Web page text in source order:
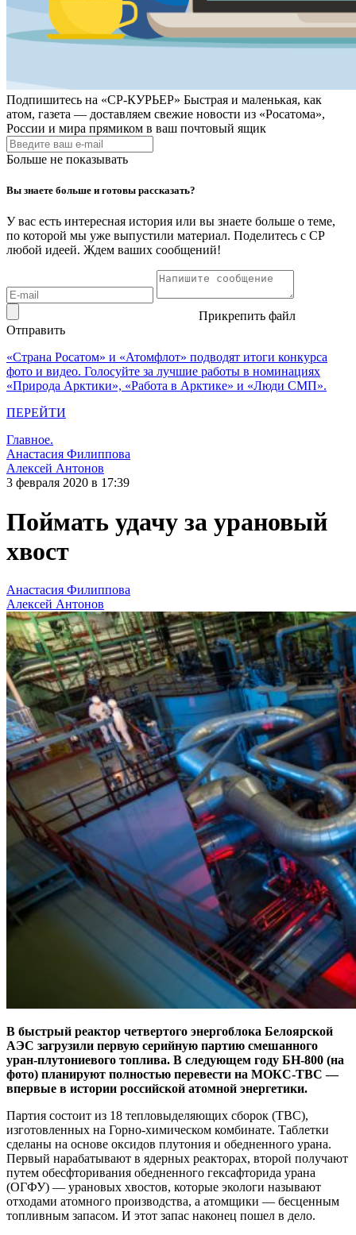
Подпишитесь на «СР-КУРЬЕР» Быстрая и маленькая, как
атом, газета — доставляем свежие новости из «Росатома»,
России и мира прямиком в ваш почтовый ящик
Больше не показывать
Вы знаете больше и готовы рассказать?
У вас есть интересная история или вы знаете больше о теме,
по которой мы уже выпустили материал. Поделитесь с СР
любой идеей. Ждем ваших сообщений!
Прикрепить файл
Отправить
«Страна Росатом» и «Атомфлот» подводят итоги конкурса
фото и видео. Голосуйте за лучшие работы в номинациях
«Природа Арктики», «Работа в Арктике» и «Люди СМП».
ПЕРЕЙТИ
Главное.
Анастасия Филиппова
Алексей Антонов
3 февраля 2020 в 17:39
Поймать удачу за урановый
хвост
Анастасия Филиппова
Алексей Антонов
В быстрый реактор четвертого энергоблока Белоярской
АЭС загрузили первую серийную партию смешанного
уран-плутониевого топлива. В следующем году БН-800 (на
фото) планируют полностью перевести на МОКС-ТВС —
впервые в истории российской атомной энергетики.
Партия состоит из 18 тепловыделяющих сборок (ТВС),
изготовленных на Горно-химическом комбинате. Таблетки
сделаны на основе оксидов плутония и обедненного урана.
Первый нарабатывают в ядерных реакторах, второй получают
путем обесфторивания обедненного гексафторида урана
(ОГФУ) — урановых хвостов, которые экологи называют
отходами атомного производства, а атомщики — бесценным
топливным запасом. И этот запас наконец пошел в дело.